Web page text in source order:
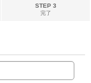
STEP 3
完了